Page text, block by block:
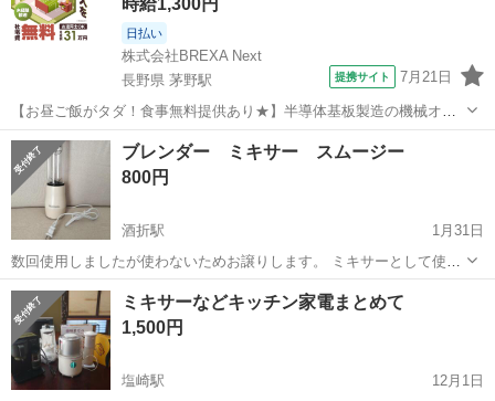
時給1,300円
日払い
株式会社BREXA Next
長野県 茅野駅
提携サイト 7月21日
【お昼ご飯がタダ！食事無料提供あり★】半導体基板製造の機械オペ
レーターや検査作業！未経験活躍中★カップル＆友達同士の応募OK！
赴任旅費会社負担★嬉しい無料送迎◎正社員登用制度あり！マイカー
通勤OK！無料駐車場完備！《長野県茅...
長野 茅野市 茅野駅 その他
ブレンダー ミキサー スムージー
800円
酒折駅
1月31日
数回使用しましたが使わないためお譲りします。 ミキサーとして使用
後、キャップをしてタンブラーとしても使うことができます。 比較的
きれいかと思いますが、使用感は少しありますのでご了承ください。
山梨 甲府市 酒折駅 キッチン家電 ミキサー
ミキサーなどキッチン家電まとめて
1,500円
塩崎駅
12月1日